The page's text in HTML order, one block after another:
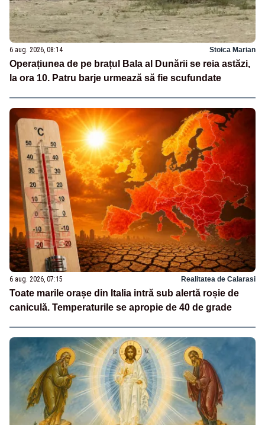
6 aug. 2026, 08:14 Stoica Marian
Operațiunea de pe brațul Bala al Dunării se reia astăzi,
la ora 10. Patru barje urmează să fie scufundate
6 aug. 2026, 07:15 Realitatea de Calarasi
Toate marile orașe din Italia intră sub alertă roșie de
caniculă. Temperaturile se apropie de 40 de grade